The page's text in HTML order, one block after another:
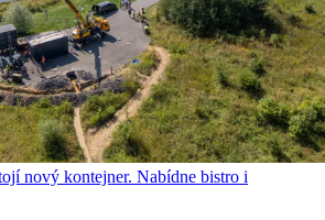
nový kontejner. Nabídne bistro i